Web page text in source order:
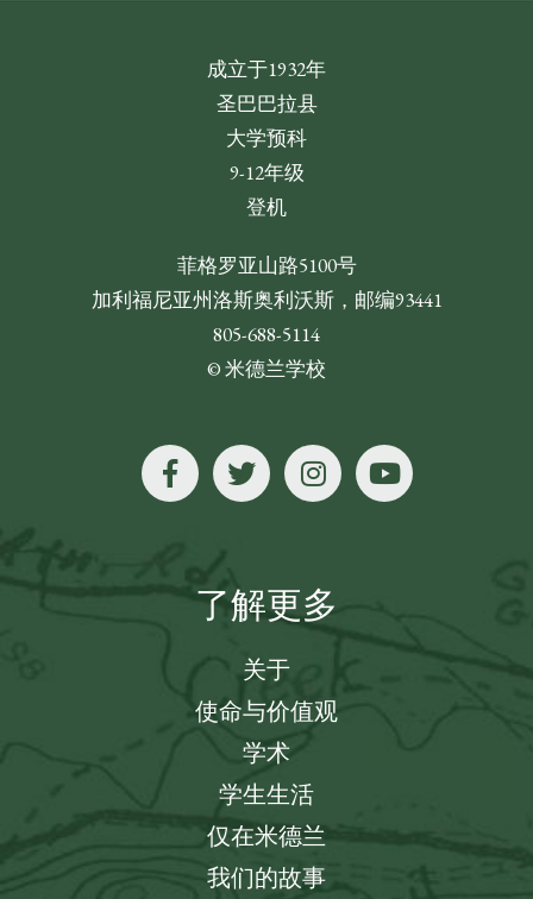
成立于1932年
圣巴巴拉县
大学预科
9-12年级
登机
菲格罗亚山路5100号
加利福尼亚州洛斯奥利沃斯，邮编93441
805-688-5114
© 米德兰学校
了解更多
关于
使命与价值观
学术
学生生活
仅在米德兰
我们的故事